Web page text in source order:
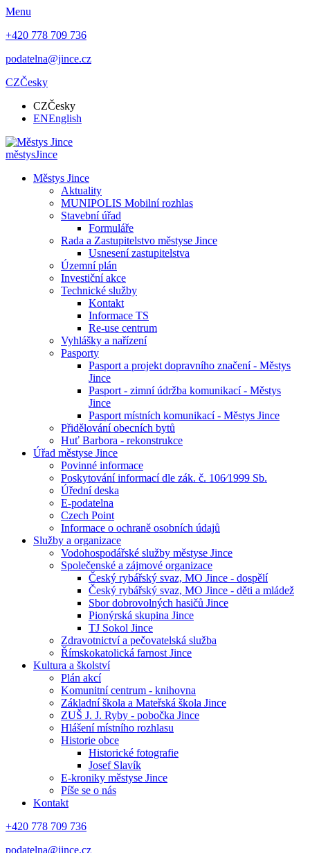
Menu
+420 778 709 736
podatelna@jince.cz
CZČesky
CZČesky
ENEnglish
městysJince
Městys Jince
Aktuality
MUNIPOLIS Mobilní rozhlas
Stavební úřad
Formuláře
Rada a Zastupitelstvo městyse Jince
Usnesení zastupitelstva
Územní plán
Investiční akce
Technické služby
Kontakt
Informace TS
Re-use centrum
Vyhlášky a nařízení
Pasporty
Pasport a projekt dopravního značení - Městys
Jince
Pasport - zimní údržba komunikací - Městys
Jince
Pasport místních komunikací - Městys Jince
Přidělování obecních bytů
Huť Barbora - rekonstrukce
Úřad městyse Jince
Povinné informace
Poskytování informací dle zák. č. 106⁄1999 Sb.
Úřední deska
E-podatelna
Czech Point
Informace o ochraně osobních údajů
Služby a organizace
Vodohospodářské služby městyse Jince
Společenské a zájmové organizace
Český rybářský svaz, MO Jince - dospělí
Český rybářský svaz, MO Jince - děti a mládež
Sbor dobrovolných hasičů Jince
Pionýrská skupina Jince
TJ Sokol Jince
Zdravotnictví a pečovatelská služba
Římskokatolická farnost Jince
Kultura a školství
Plán akcí
Komunitní centrum - knihovna
Základní škola a Mateřská škola Jince
ZUŠ J. J. Ryby - pobočka Jince
Hlášení místního rozhlasu
Historie obce
Historické fotografie
Josef Slavík
E-kroniky městyse Jince
Píše se o nás
Kontakt
+420 778 709 736
podatelna@jince.cz